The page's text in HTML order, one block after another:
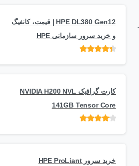
HPE DL380 Gen12 | قیمت، کانفیگ
و خرید سرور سازمانی HPE
کارت گرافیک NVIDIA H200 NVL
141GB Tensor Core
5
خرید سرور HPE ProLiant